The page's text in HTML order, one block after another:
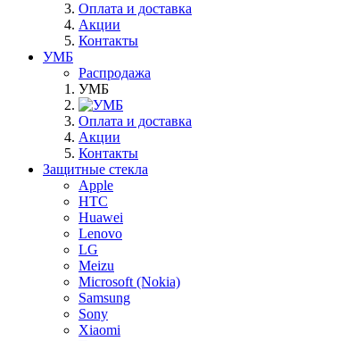
Оплата и доставка
Акции
Контакты
УМБ
Распродажа
УМБ
Оплата и доставка
Акции
Контакты
Защитные стекла
Apple
HTC
Huawei
Lenovo
LG
Meizu
Microsoft (Nokia)
Samsung
Sony
Xiaomi